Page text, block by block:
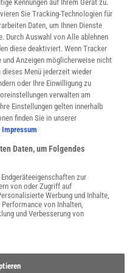
Kennungen auf Ihrem Gerät zu.
Sie Tracking-Technologien für
Daten, um Ihnen Dienste
Durch Auswahl von Alle ablehnen
diese deaktiviert. Wenn Tracker
Anzeigen möglicherweise nicht
Menü jederzeit wieder
oder Ihre Einwilligung zu
verwalten am
Einstellungen gelten innerhalb
finden Sie in unserer
Impressum
Daten, um Folgendes
zur
von oder Zugriff auf
Werbung und Inhalte,
von Inhalten,
und Verbesserung von